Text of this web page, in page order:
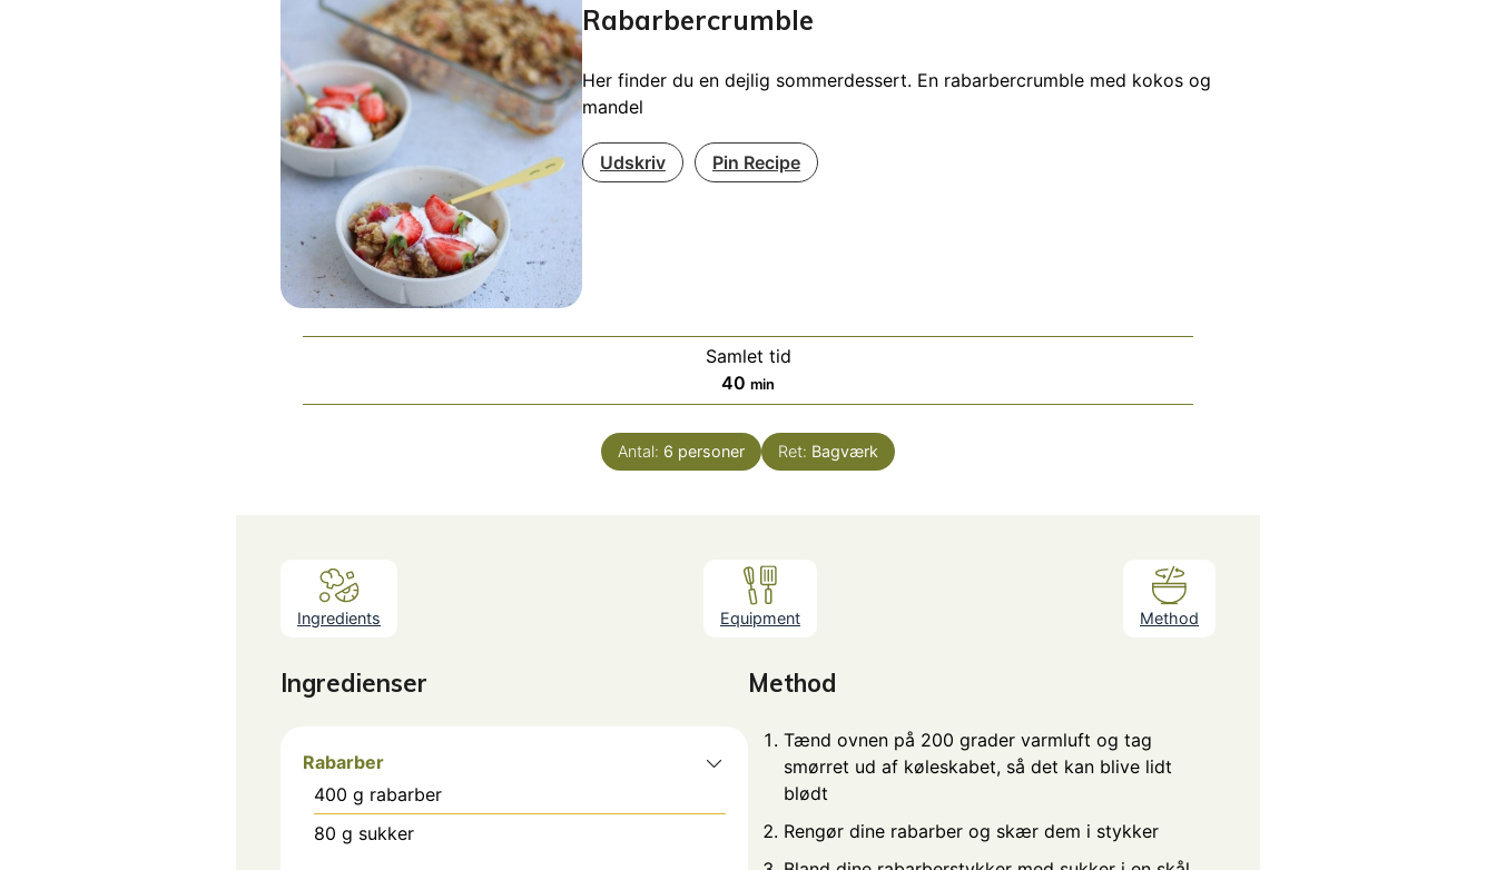
Rabarbercrumble
Her finder du en dejlig sommerdessert. En rabarbercrumble med kokos og
mandel
Udskriv Pin Recipe
Samlet tid
40 minutter
min
Antal: 6 personer Ret: Bagværk
Ingredients Equipment Method
Ingredienser
Rabarber
400 g rabarber
80 g sukker
Method
Tænd ovnen på 200 grader varmluft og tag
smørret ud af køleskabet, så det kan blive lidt
blødt
Rengør dine rabarber og skær dem i stykker